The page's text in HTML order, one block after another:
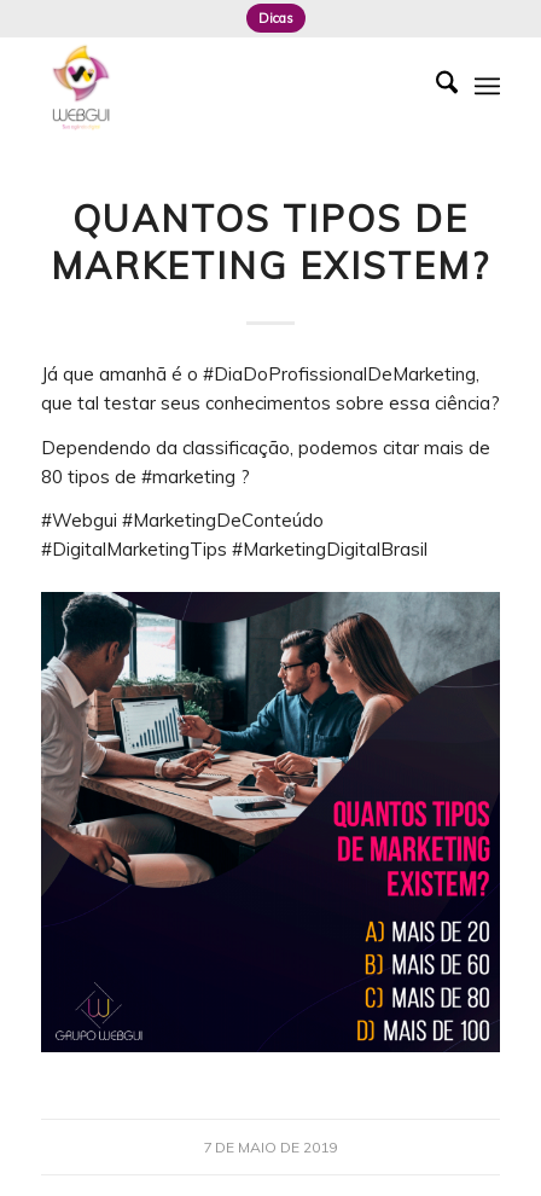
Dicas
QUANTOS TIPOS DE
MARKETING EXISTEM?
Já que amanhã é o #DiaDoProfissionalDeMarketing,
que tal testar seus conhecimentos sobre essa ciência?
Dependendo da classificação, podemos citar mais de
80 tipos de #marketing ?
#Webgui #MarketingDeConteúdo
#DigitalMarketingTips #MarketingDigitalBrasil
7 DE MAIO DE 2019